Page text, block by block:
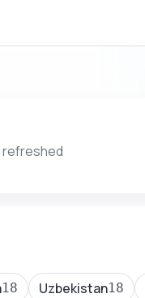
refreshed
18 Uzbekistan18